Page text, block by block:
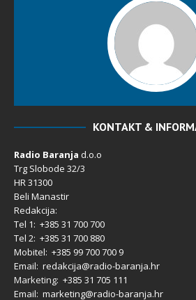
KONTAKT &
Radio Baranja d.o.o
Trg Slobode 32/3
HR 31300
Beli Manastir
Redakcija:
Tel 1: +385 31 700 700
Tel 2: +385 31 700 880
Mobitel: +385 99 700 700 9
Email: redakcija@radio-baranja.hr
Marketing: +385 31 705 111
Email: marketing@radio-baranja.hr